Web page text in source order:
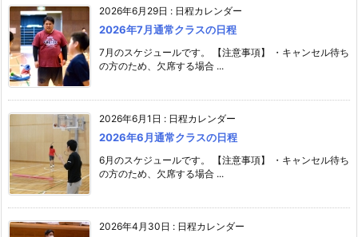
2026年6月29日 : 日程カレンダー
2026年7月通常クラスの日程
7月のスケジュールです。 【注意事項】 ・キャンセル待ち
の方のため、欠席する場合 ...
2026年6月1日 : 日程カレンダー
2026年6月通常クラスの日程
6月のスケジュールです。 【注意事項】 ・キャンセル待ち
の方のため、欠席する場合 ...
2026年4月30日 : 日程カレンダー